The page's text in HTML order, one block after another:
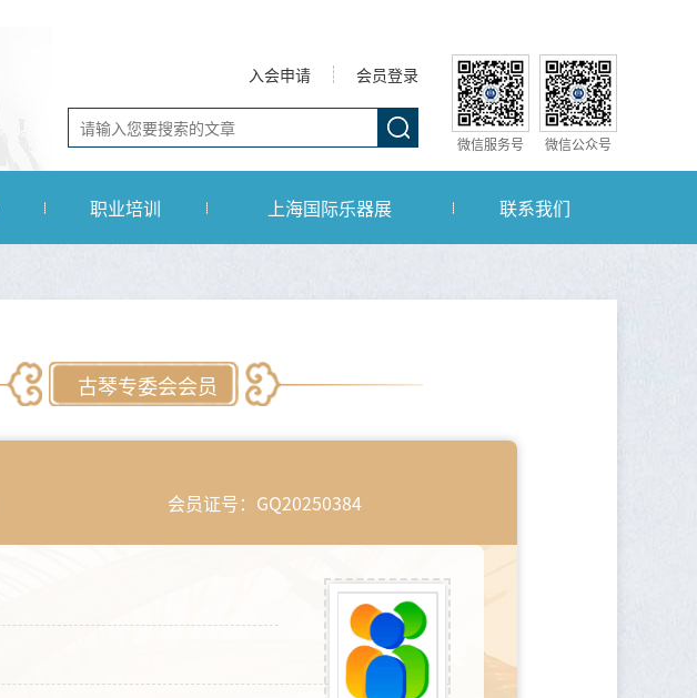
微信服务号 微信公众号
会员登录
入会申请
职业培训 上海国际乐器展 联系我们
古琴专委会会员
会员证号：GQ20250384